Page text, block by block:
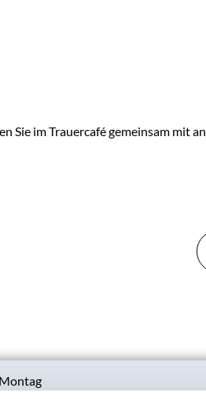
Sie im Trauercafé gemeinsam mit
Montag